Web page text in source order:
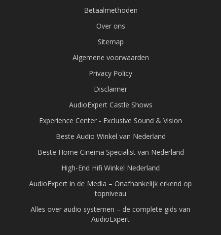
Betaalmethoden
Over ons
Sitemap
Algemene voorwaarden
Privacy Policy
Disclaimer
AudioExpert Castle Shows
Experience Center - Exclusive Sound & Vision
Beste Audio Winkel van Nederland
Beste Home Cinema Specialist van Nederland
High-End Hifi Winkel Nederland
AudioExpert in de Media – Onafhankelijk erkend op
topniveau
Alles over audio systemen – de complete gids van
AudioExpert